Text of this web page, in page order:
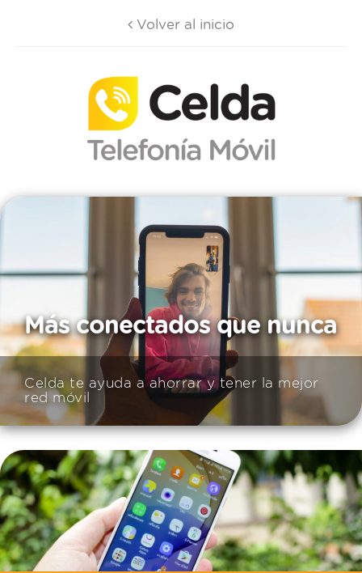
Volver al inicio
Más conectados que nunca
Celda te ayuda a ahorrar y tener la mejor
red móvil